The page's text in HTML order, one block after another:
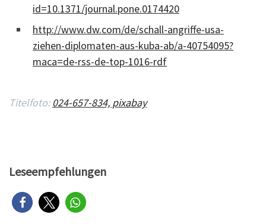
id=10.1371/journal.pone.0174420
http://www.dw.com/de/schall-angriffe-usa-
ziehen-diplomaten-aus-kuba-ab/a-40754095?
maca=de-rss-de-top-1016-rdf
Titelfoto:024-657-834, pixabay
Leseempfehlungen